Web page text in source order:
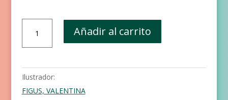
El
de
actividades
más
Añadir al carrito
Ilustrador:
FIGUS, VALENTINA